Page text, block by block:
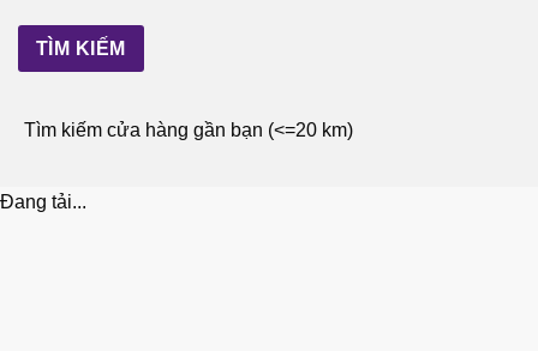
Tìm kiếm cửa hàng gần bạn (<=20 km)
Đang tải...